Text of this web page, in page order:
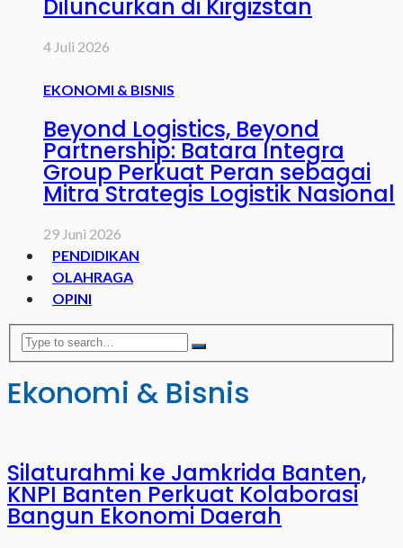
Diluncurkan di Kirgizstan
4 Juli 2026
EKONOMI & BISNIS
Beyond Logistics, Beyond
Partnership: Batara Integra
Group Perkuat Peran sebagai
Mitra Strategis Logistik Nasional
29 Juni 2026
PENDIDIKAN
OLAHRAGA
OPINI
Ekonomi & Bisnis
Silaturahmi ke Jamkrida Banten,
KNPI Banten Perkuat Kolaborasi
Bangun Ekonomi Daerah